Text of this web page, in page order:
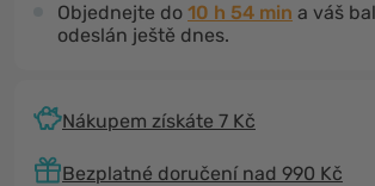
Objednejte do 10 h 54 min a váš
odeslán ještě dnes.
Nákupem získáte 7 Kč
Bezplatné doručení nad 990 Kč